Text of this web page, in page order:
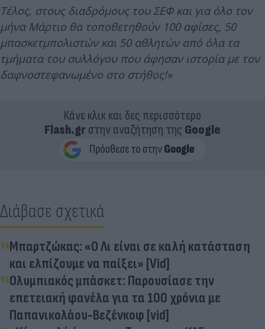
Τέλος, στους διαδρόμους του ΣΕΦ και για όλο τον
μήνα Μάρτιο θα τοποθετηθούν 100 αφίσες, 50
μπασκετμπολιστών και 50 αθλητών από όλα τα
τμήματα του συλλόγου που άφησαν ιστορία με τον
δαφνοστεφανωμένο στο στήθος!»
Κάνε κλικ και δες περισσότερο
Flash.grστην αναζήτηση της Google
Διάβασε σχετικά
Μπαρτζώκας: «Ο Λι είναι σε καλή κατάσταση
και ελπίζουμε να παίξει» [Vid]
Ολυμπιακός μπάσκετ: Παρουσίασε την
επετειακή φανέλα για τα 100 χρόνια με
Παπανικολάου-Βεζένκοφ [vid]